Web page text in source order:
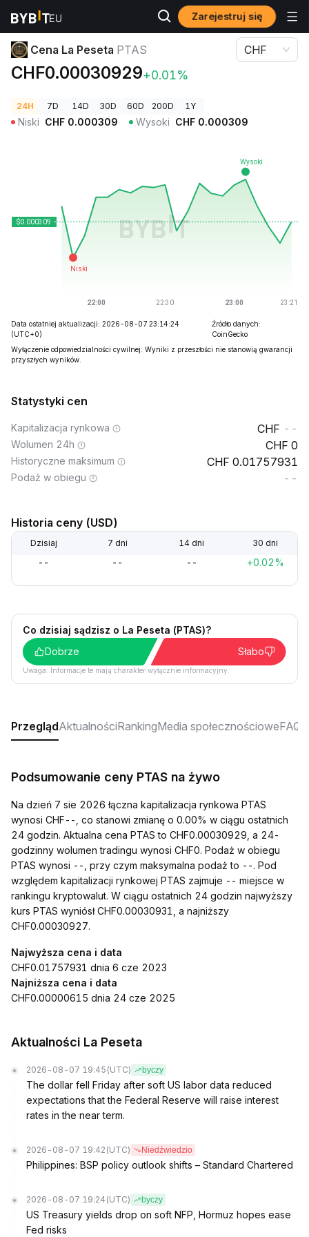
Zarejestruj się
Ceny kryptowalut Cena La Peseta PTAS
Cena La Peseta PTAS
CHF0.00030929+0.01%
CHF
24H 7D 14D 30D 60D 200D 1Y
Niski CHF 0.000309 Wysoki CHF 0.000309
Data ostatniej aktualizacji: 2026-08-07 23:14:24
(UTC+0)
Źródło danych:
CoinGecko
Wyłączenie odpowiedzialności cywilnej: Wyniki z przeszłości nie stanowią gwarancji
przyszłych wyników.
Statystyki cen
Kapitalizacja rynkowa --
Wolumen 24h 0
Historyczne maksimum 0.01757931
Podaż w obiegu --
Historia ceny (USD)
Dzisiaj 7 dni 14 dni 30 dni
-- -- -- +0.02%
Co dzisiaj sądzisz o La Peseta (PTAS)?
Dobrze
Słabo
Uwaga: Informacje te mają charakter wyłącznie informacyjny.
PrzeglądAktualnościRankingMedia społecznościoweFAQ
Podsumowanie ceny PTAS na żywo
Na dzień 7 sie 2026 łączna kapitalizacja rynkowa PTAS
wynosi CHF--, co stanowi zmianę o 0.00% w ciągu ostatnich
24 godzin. Aktualna cena PTAS to CHF0.00030929, a 24-
godzinny wolumen tradingu wynosi CHF0. Podaż w obiegu
PTAS wynosi --, przy czym maksymalna podaż to --. Pod
względem kapitalizacji rynkowej PTAS zajmuje -- miejsce w
rankingu kryptowalut. W ciągu ostatnich 24 godzin najwyższy
kurs PTAS wyniósł CHF0.00030931, a najniższy
CHF0.00030927.
Najwyższa cena i data
CHF0.01757931 dnia 6 cze 2023
Najniższa cena i data
CHF0.00000615 dnia 24 cze 2025
Aktualności La Peseta
2026-08-07 19:45 (UTC) byczy
The dollar fell Friday after soft US labor data reduced
expectations that the Federal Reserve will raise interest
rates in the near term.
2026-08-07 19:42 (UTC) Niedźwiedzio
Philippines: BSP policy outlook shifts – Standard Chartered
2026-08-07 19:24 (UTC) byczy
US Treasury yields drop on soft NFP, Hormuz hopes ease
Fed risks